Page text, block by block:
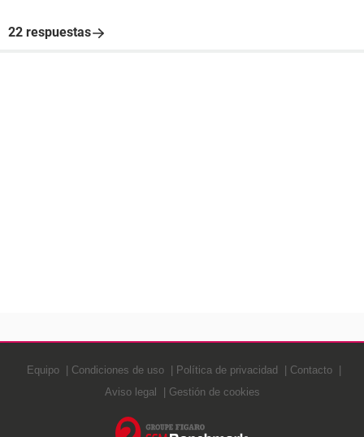
22 respuestas
Equipo Condiciones de uso Política de privacidad
Contacto
Aviso legal
Gestión de cookies